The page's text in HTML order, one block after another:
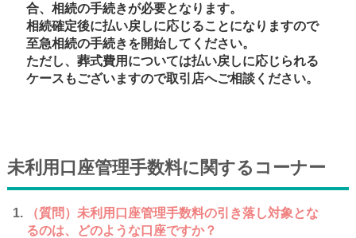
合、相続の手続きが必要となります。
相続確定後に払い戻しに応じることになりますので
至急相続の手続きを開始してください。
ただし、葬式費用については払い戻しに応じられる
ケースもございますので取引店へご相談ください。
未利用口座管理手数料に関するコーナー
（質問）未利用口座管理手数料の引き落し対象とな
るのは、どのような口座ですか？